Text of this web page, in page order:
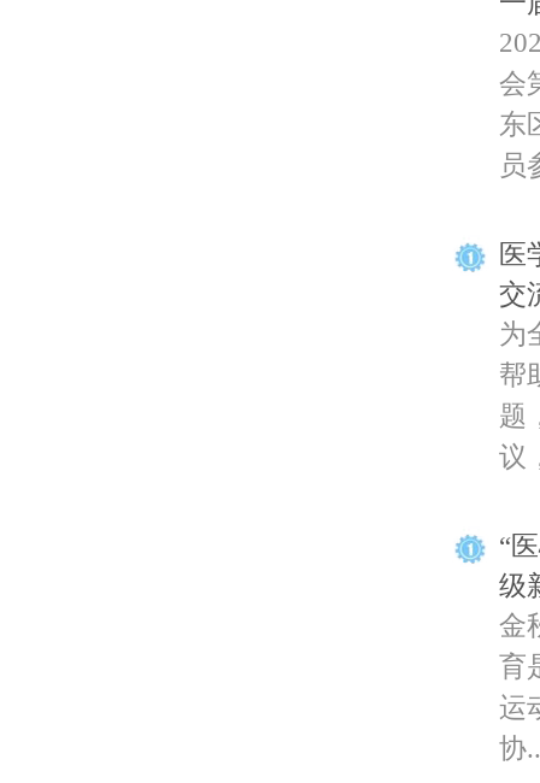
会
东
员
医
交
为
帮
题
议
“
级
金
育
运
协